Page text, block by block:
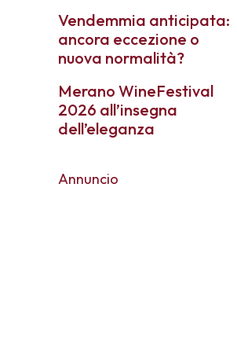
Vendemmia anticipata:
ancora eccezione o
nuova normalità?
Merano WineFestival
2026 all’insegna
dell’eleganza
Annuncio